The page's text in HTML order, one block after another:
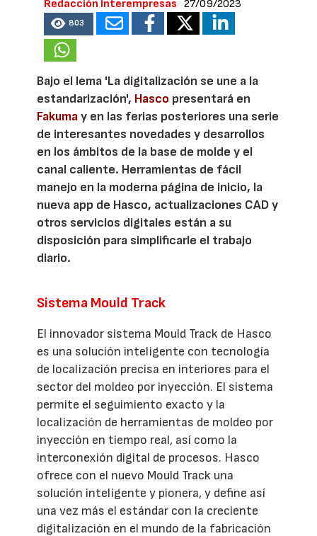
Redacción Interempresas 27/09/2023
803
Bajo el lema 'La digitalización se une a la
estandarización', Hasco presentará en
Fakumay en las ferias posteriores una serie
de interesantes novedades y desarrollos
en los ámbitos de la base de molde y el
canal caliente. Herramientas de fácil
manejo en la moderna página de inicio, la
nueva app de Hasco, actualizaciones CAD y
otros servicios digitales están a su
disposición para simplificarle el trabajo
diario.
Sistema Mould Track
El innovador sistema Mould Track de Hasco
es una solución inteligente con tecnología
de localización precisa en interiores para el
sector del moldeo por inyección. El sistema
permite el seguimiento exacto y la
localización de herramientas de moldeo por
inyección en tiempo real, así como la
interconexión digital de procesos. Hasco
ofrece con el nuevo Mould Track una
solución inteligente y pionera, y define así
una vez más el estándar con la creciente
digitalización en el mundo de la fabricación